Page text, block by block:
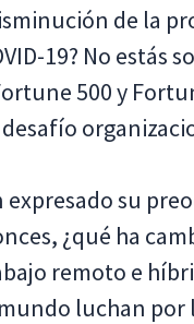
de la
19? No estás
500 y
expresado su
¿qué ha
remoto e
luchan